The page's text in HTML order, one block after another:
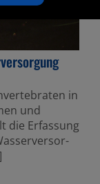
in
und
die Erfas­sung